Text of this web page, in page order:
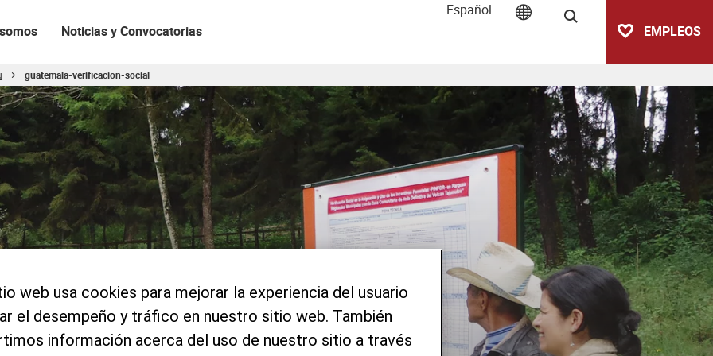
Noticias y Convocatorias
Español
Buscar
EMPLEOS
guatemala-verificacion-social
web usa cookies para mejorar la experiencia del usuario
el desempeño y tráfico en nuestro sitio web. También
información acerca del uso de nuestro sitio a través